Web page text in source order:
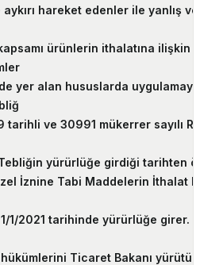
aykırı hareket edenler ile yanlış
ürünlerin ithalatına
yer alan hususlarda
tarihli ve 30991 mükerrer sayılı
yürürlüğe girdiği tarihten
Özel İznine Tabi Maddelerin
1/1/2021 tarihinde yürürlüğe girer.
Ticaret Bakanı yürütür.